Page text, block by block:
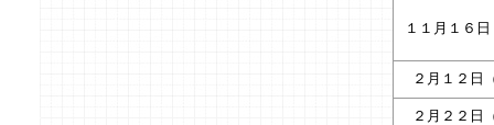
１１月１６
２月１２日
２月２２日